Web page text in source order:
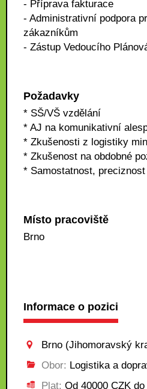
- Příprava fakturace
- Administrativní podpora
zákazníkům
- Zástup Vedoucího
Požadavky
* SŠ/VŠ vzdělání
* AJ na komunikativní
* Zkušenosti z logistiky
* Zkušenost na obdobné
* Samostatnost, preciznost
Místo pracoviště
Brno
Informace o pozici
Brno (Jihomoravský
Obor: Logistika a
Plat: Od 40000 CZK